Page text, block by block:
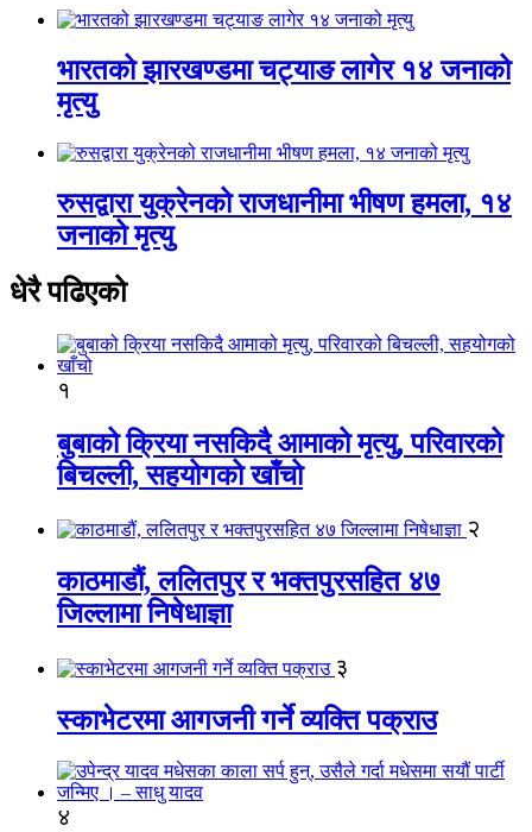
भारतको झारखण्डमा चट्याङ लागेर १४ जनाको
मृत्यु
रुसद्वारा युक्रेनको राजधानीमा भीषण हमला, १४
जनाको मृत्यु
धेरै पढिएको
१
बुबाको क्रिया नसकिदै आमाको मृत्यु, परिवारको
बिचल्ली, सहयोगको खाँचो
२
काठमाडौं, ललितपुर र भक्तपुरसहित ४७
जिल्लामा निषेधाज्ञा
३
स्काभेटरमा आगजनी गर्ने व्यक्ति पक्राउ
४